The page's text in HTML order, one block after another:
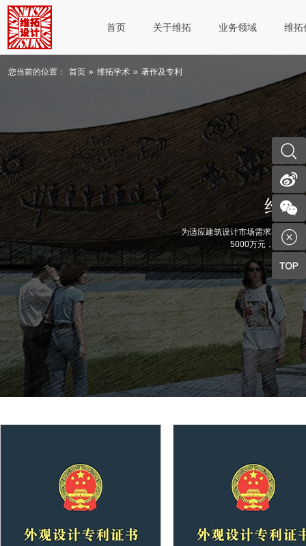
首页 关于维拓 业务领域 维拓
您当前的位置： 首页 » 维拓学术 » 著作及专利
维
为适应建筑设计市场需求不断变
5000万元，完成公